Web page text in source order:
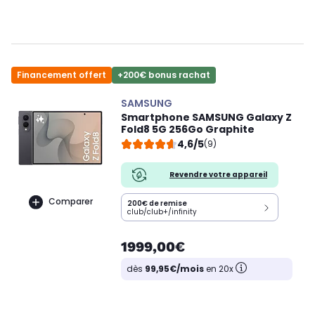
Financement offert +200€ bonus rachat
Comparer
SAMSUNG
Smartphone SAMSUNG Galaxy Z
Fold8 5G 256Go Graphite
4,6/5(9)
Revendre votre appareil
200€ de remise
club/club+/infinity
1999,00€
dès 99,95€/moisen 20x